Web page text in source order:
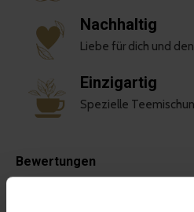
Nachhaltig
Liebe für dich und
Einzigartig
Spezielle
Bewertungen